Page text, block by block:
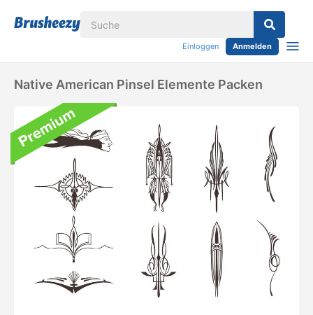
Einloggen Anmelden
Native American Pinsel Elemente Packen